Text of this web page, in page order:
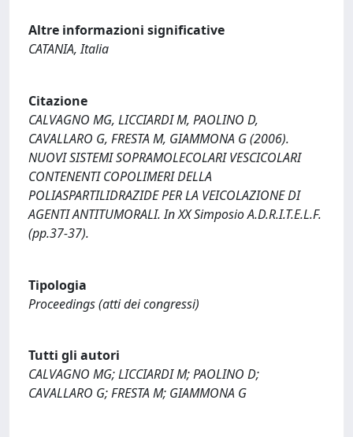
Altre informazioni significative
CATANIA, Italia
Citazione
CALVAGNO MG, LICCIARDI M, PAOLINO D,
CAVALLARO G, FRESTA M, GIAMMONA G (2006).
NUOVI SISTEMI SOPRAMOLECOLARI VESCICOLARI
CONTENENTI COPOLIMERI DELLA
POLIASPARTILIDRAZIDE PER LA VEICOLAZIONE DI
AGENTI ANTITUMORALI. In XX Simposio A.D.R.I.T.E.L.F.
(pp.37-37).
Tipologia
Proceedings (atti dei congressi)
Tutti gli autori
CALVAGNO MG; LICCIARDI M; PAOLINO D;
CAVALLARO G; FRESTA M; GIAMMONA G